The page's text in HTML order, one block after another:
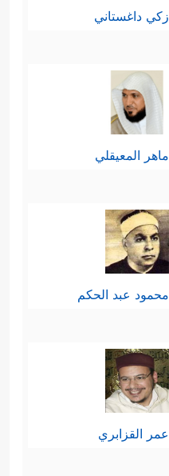
زكي داغستاني
ماهر المعيقلي
محمود عبد الحكم
عمر القزابري